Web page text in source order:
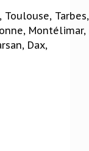
Toulouse, Tarbes,
Montélimar,
Dax,